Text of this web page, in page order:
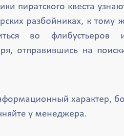
пиратского квеста
разбойниках, к тому
во флибустьеров
отправившись на
характер,
у менеджера.